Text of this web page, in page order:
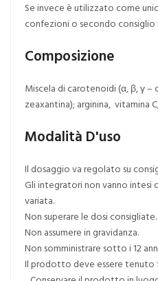
Se invece è utilizzato come
confezioni o secondo consiglio
Composizione
Miscela di carotenoidi (α, β, γ
zeaxantina); arginina, vitamina
Modalità D'uso
Il dosaggio va regolato su
Gli integratori non vanno intesi
variata.
Non superare le dosi consigliate.
Non assumere in gravidanza.
Non somministrare sotto i 12
Il prodotto deve essere tenuto